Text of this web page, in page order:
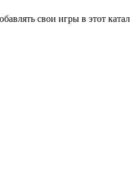
свои игры в этот